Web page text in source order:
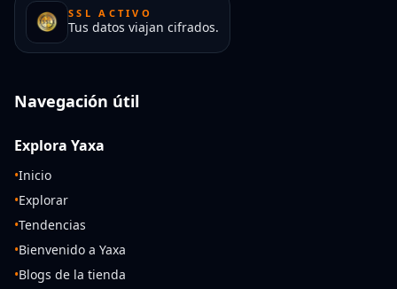
SSL ACTIVO
Tus datos viajan cifrados.
Navegación útil
Explora Yaxa
•Inicio
•Explorar
•Tendencias
•Bienvenido a Yaxa
•Blogs de la tienda